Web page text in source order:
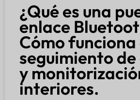
¿Qué es una
enlace
Cómo funciona
seguimiento
y
interiores.